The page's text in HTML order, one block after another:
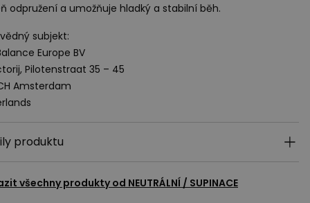
odpružení a umožňuje hladký a stabilní běh.
subjekt:
Europe BV
Pilotenstraat 35 – 45
Amsterdam
produktu
všechny produkty od NEUTRÁLNÍ / SUPINACE